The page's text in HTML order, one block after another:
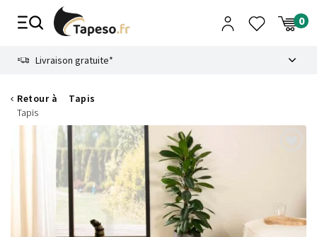
Livraison gratuite*
Retour à
Tapis
Tapis